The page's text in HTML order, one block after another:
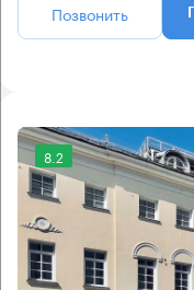
Позвонить
8.2